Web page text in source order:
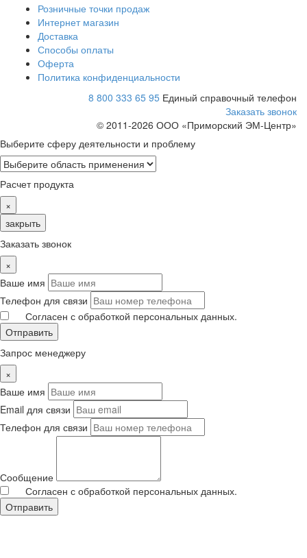
Розничные точки продаж
Интернет магазин
Доставка
Способы оплаты
Оферта
Политика конфиденциальности
8 800 333 65 95 Единый справочный телефон
Заказать звонок
© 2011-2026 ООО «Приморский ЭМ-Центр»
Выберите сферу деятельности и проблему
Расчет продукта
×
закрыть
Заказать звонок
×
Ваше имя
Телефон для связи
Согласен с обработкой персональных данных.
Отправить
Запрос менеджеру
×
Ваше имя
Email для связи
Телефон для связи
Сообщение
Согласен с обработкой персональных данных.
Отправить